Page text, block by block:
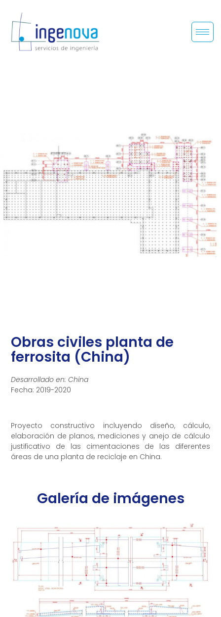
Obras civiles planta de
ferrosita (China)
Desarrollado en: China
Fecha: 2019-2020
Proyecto constructivo incluyendo diseño, cálculo,
elaboración de planos, mediciones y anejo de cálculo
justificativo de las cimentaciones de las diferentes
áreas de una planta de reciclaje en China.
Galería de imágenes